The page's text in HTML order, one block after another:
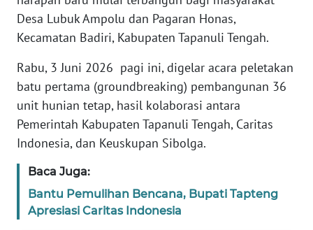
Desa Lubuk Ampolu dan Pagaran Honas,
Kecamatan Badiri, Kabupaten Tapanuli Tengah.
Rabu, 3 Juni 2026 pagi ini, digelar acara peletakan
batu pertama (groundbreaking) pembangunan 36
unit hunian tetap, hasil kolaborasi antara
Pemerintah Kabupaten Tapanuli Tengah, Caritas
Indonesia, dan Keuskupan Sibolga.
Baca Juga:
Bantu Pemulihan Bencana, Bupati Tapteng
Apresiasi Caritas Indonesia
REDAKSI
DISCLAIMER
Wahana
News
Regional
SUMUT